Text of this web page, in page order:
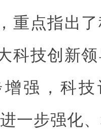
重点指出
科技创新
强，科
一步强化